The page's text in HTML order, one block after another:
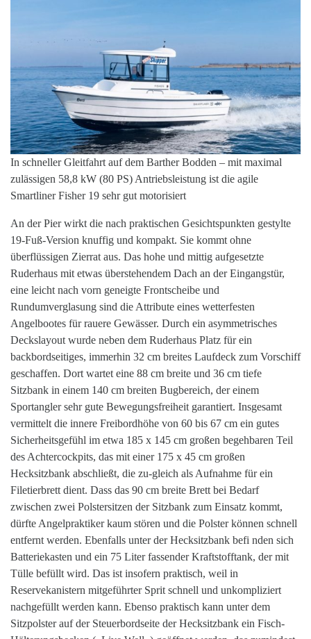
In schneller Gleitfahrt auf dem Barther Bodden – mit maximal
zulässigen 58,8 kW (80 PS) Antriebsleistung ist die agile
Smartliner Fisher 19 sehr gut motorisiert
An der Pier wirkt die nach praktischen Gesichtspunkten gestylte
19-Fuß-Version knuffig und kompakt. Sie kommt ohne
überflüssigen Zierrat aus. Das hohe und mittig aufgesetzte
Ruderhaus mit etwas überstehendem Dach an der Eingangstür,
eine leicht nach vorn geneigte Frontscheibe und
Rundumverglasung sind die Attribute eines wetterfesten
Angelbootes für rauere Gewässer. Durch ein asymmetrisches
Deckslayout wurde neben dem Ruderhaus Platz für ein
backbordseitiges, immerhin 32 cm breites Laufdeck zum Vorschiff
geschaffen. Dort wartet eine 88 cm breite und 36 cm tiefe
Sitzbank in einem 140 cm breiten Bugbereich, der einem
Sportangler sehr gute Bewegungsfreiheit garantiert. Insgesamt
vermittelt die innere Freibordhöhe von 60 bis 67 cm ein gutes
Sicherheitsgefühl im etwa 185 x 145 cm großen begehbaren Teil
des Achtercockpits, das mit einer 175 x 45 cm großen
Hecksitzbank abschließt, die zu-gleich als Aufnahme für ein
Filetierbrett dient. Dass das 90 cm breite Brett bei Bedarf
zwischen zwei Polstersitzen der Sitzbank zum Einsatz kommt,
dürfte Angelpraktiker kaum stören und die Polster können schnell
entfernt werden. Ebenfalls unter der Hecksitzbank befi nden sich
Batteriekasten und ein 75 Liter fassender Kraftstofftank, der mit
Tülle befüllt wird. Das ist insofern praktisch, weil in
Reservekanistern mitgeführter Sprit schnell und unkompliziert
nachgefüllt werden kann. Ebenso praktisch kann unter dem
Sitzpolster auf der Steuerbordseite der Hecksitzbank ein Fisch-